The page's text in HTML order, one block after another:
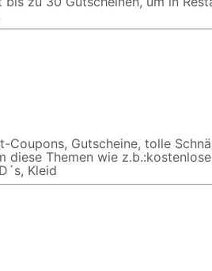
Gutscheine, tolle
Themen wie
Kleid